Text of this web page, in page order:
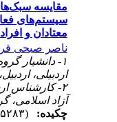
مقایسه
سیستم‌های
معتادان و افراد
ناصر صبحی
۱- دانشیار
اردبیلی، اردبیل،
۲- کارشناس
آزاد اسلامی،
چکیده: